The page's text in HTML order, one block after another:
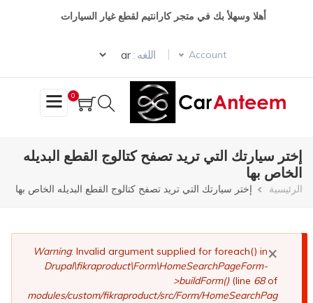
أهلا وسهلأ بك في متجر كارانتيم لقطع غيار السيارات
Account اللغه :
Select your language
0
إختر سيارتك التي تريد تصفح كتالوج القطع البديله
الخاص بها
مسار
الرئيسية إختر سيارتك التي تريد تصفح كتالوج القطع البديله الخاص بها
×
رسالة
الخطأ
Warning: Invalid argument supplied for foreach() in
Drupal\fikraproduct\Form\HomeSearchPageForm-
>buildForm()(line 68of
modules/custom/fikraproduct/src/Form/HomeSearchPag